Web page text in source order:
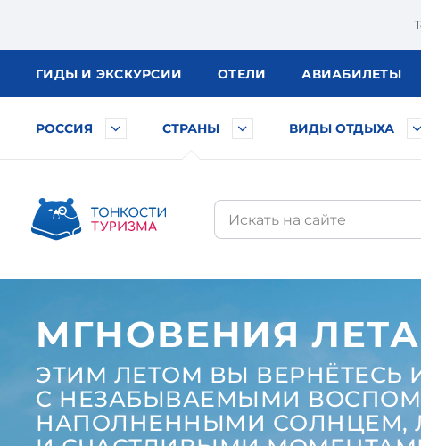
ГИДЫ И ЭКСКУРСИИ ОТЕЛИ АВИАБИЛЕТЫ
РОССИЯ СТРАНЫ ВИДЫ ОТДЫХА
МГНОВЕНИЯ
ЭТИМ ЛЕТОМ ВЫ ВЕРНЁТЕСЬ
С НЕЗАБЫВАЕМЫМИ
НАПОЛНЕННЫМИ СОЛНЦЕМ,